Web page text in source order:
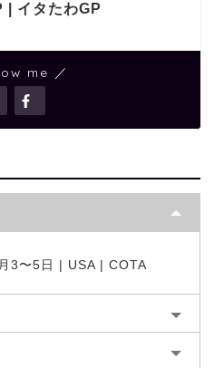
| イタたわGP
me ／
3〜5日 | USA | COTA